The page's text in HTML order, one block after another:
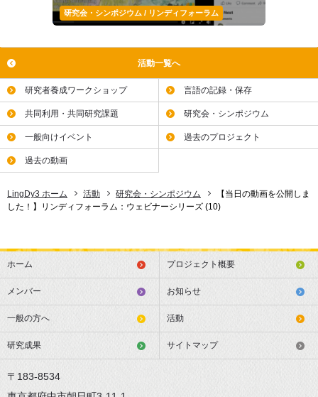
研究会・シンポジウム / リンディフォーラム
活動一覧へ
研究者養成ワークショップ 言語の記録・保存
共同利用・共同研究課題 研究会・シンポジウム
一般向けイベント 過去のプロジェクト
過去の動画
LingDy3 ホーム 活動 研究会・シンポジウム
【当日の動画を公開しま
した！】リンディフォーラム：ウェビナーシリーズ (10)
ホーム プロジェクト概要
メンバー お知らせ
一般の方へ 活動
研究成果 サイトマップ
〒183-8534